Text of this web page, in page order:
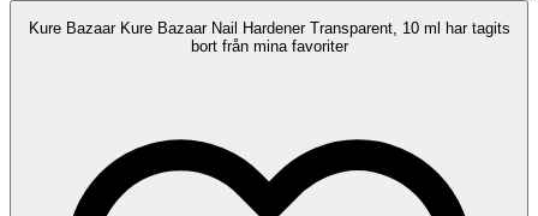
Kure Bazaar Kure Bazaar Nail Hardener Transparent, 10 ml har tagits
bort från mina favoriter